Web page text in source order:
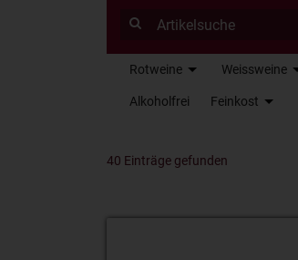
Rotweine Weissweine
Alkoholfrei Feinkost
40 Einträge gefunden